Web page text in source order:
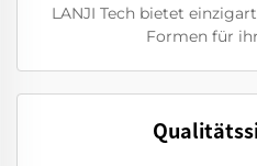
LANJI Tech bietet
Formen für